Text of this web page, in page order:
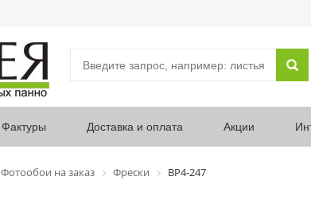
Фактуры Доставка и оплата Акции
Фотообои на заказ Фрески ВР4-247